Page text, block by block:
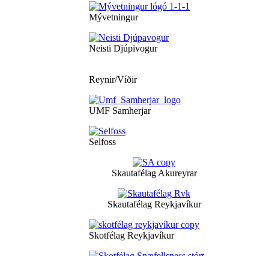
Mývetningur
Neisti Djúpivogur
Reynir/Víðir
UMF Samherjar
Selfoss
Skautafélag Akureyrar
Skautafélag Reykjavíkur
Skotfélag Reykjavíkur